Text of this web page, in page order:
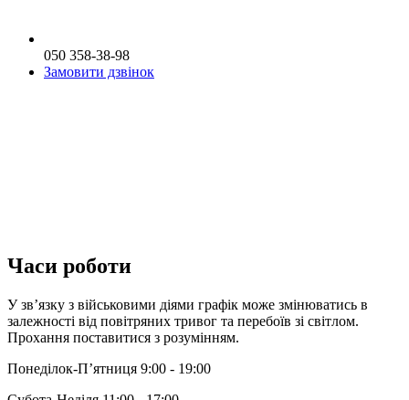
050 358-38-98
Замовити дзвінок
Часи роботи
У зв’язку з військовими діями графік може змінюватись в
залежності від повітряних тривог та перебоїв зі світлом.
Прохання поставитися з розумінням.
Понеділок-П’ятниця 9:00 - 19:00